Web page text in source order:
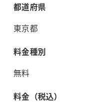
都道府県
東京都
料金種別
無料
料金（税込）